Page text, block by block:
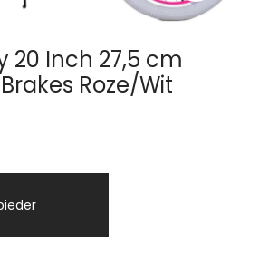
20 Inch 27,5 cm
Roze/Wit